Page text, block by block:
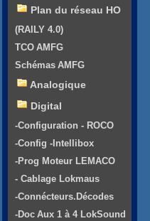
Plan du réseau HO
(RAILY 4.0)
TCO AMFG
Schémas AMFG
Analogique
Digital
-Configuration - ROCO
-Config -Intellibox
-Prog Moteur LEMACO
- Cablage Lokmaus
-Connécteurs.Décodes
-Doc Aux 1 à 4 LokSound